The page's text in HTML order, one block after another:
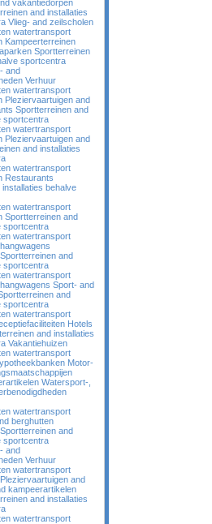
vakantiedorpen
and installaties
Vlieg- and zeilscholen
watertransport
Kampeerterreinen
Sportterreinen
sportcentra
and
Verhuur
watertransport
Pleziervaartuigen and
Sportterreinen and
sportcentra
watertransport
Pleziervaartuigen and
and installaties
watertransport
Restaurants
behalve
watertransport
Sportterreinen and
sportcentra
watertransport
and
sportcentra
watertransport
Sport- and
and
sportcentra
watertransport
Hotels
and installaties
Vakantiehuizen
watertransport
Motor-
Watersport-,
watertransport
berghutten
and
sportcentra
and
Verhuur
watertransport
and
kampeerartikelen
and installaties
watertransport